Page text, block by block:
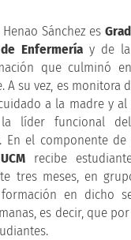
Sánchez es
Enfermería y de la
que culminó
A su vez, es monitora
a la madre y al
líder funcional
En el componente
recibe
tres meses, en
en dicho
es decir, que